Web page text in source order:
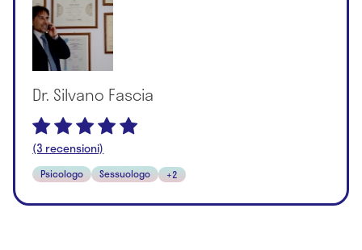
Dr. Silvano Fascia
(3 recensioni)
Psicologo Sessuologo +2